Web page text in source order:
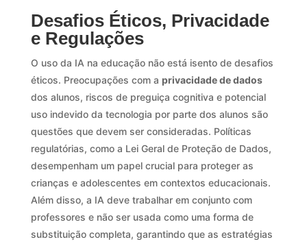
Desafios Éticos, Privacidade
e Regulações
O uso da IA na educação não está isento de desafios
éticos. Preocupações com a privacidade de dados
dos alunos, riscos de preguiça cognitiva e potencial
uso indevido da tecnologia por parte dos alunos são
questões que devem ser consideradas. Políticas
regulatórias, como a Lei Geral de Proteção de Dados,
desempenham um papel crucial para proteger as
crianças e adolescentes em contextos educacionais.
Além disso, a IA deve trabalhar em conjunto com
professores e não ser usada como uma forma de
substituição completa, garantindo que as estratégias